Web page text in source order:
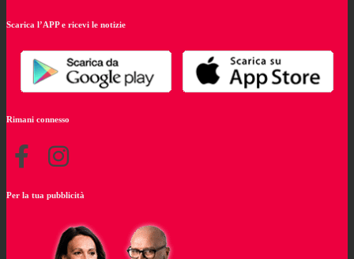
Scarica l’APP e ricevi le notizie
Rimani connesso
Per la tua pubblicità